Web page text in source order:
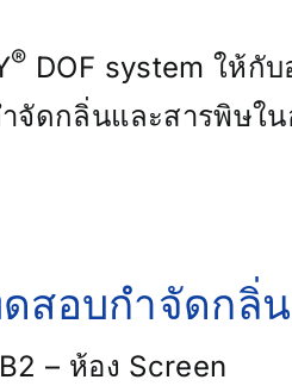
® DOF system ให้กับ
จัดกลิ่นและสารพิษใ
ดสอบกำจัดกลิ่น
– ห้อง Screen